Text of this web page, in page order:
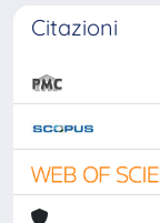
Citazioni